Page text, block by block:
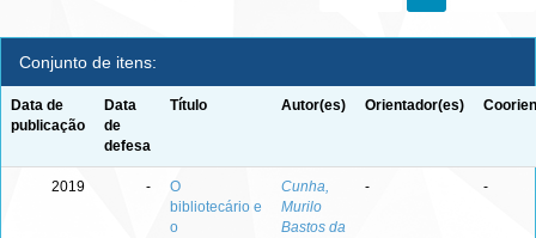
Conjunto de itens:
Data de
publicação
Data
de
defesa
Título Autor(es) Orientador(es)
2019 -
O
bibliotecário e
o
Cunha,
Murilo
Bastos da
- -